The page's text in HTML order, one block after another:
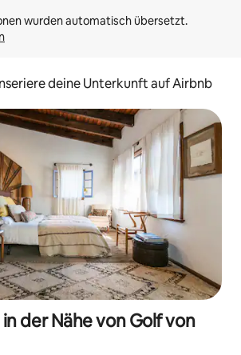
deine Unterkunft auf Airbnb
der Nähe von Golf von